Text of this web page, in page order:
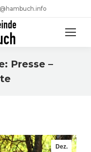
Presse –
Dez.